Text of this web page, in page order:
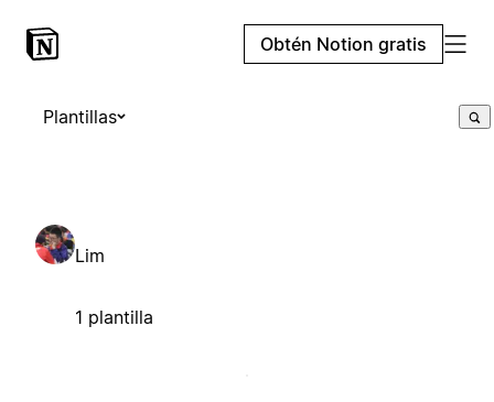
Obtén Notion gratis
Plantillas
Lim
1 plantilla